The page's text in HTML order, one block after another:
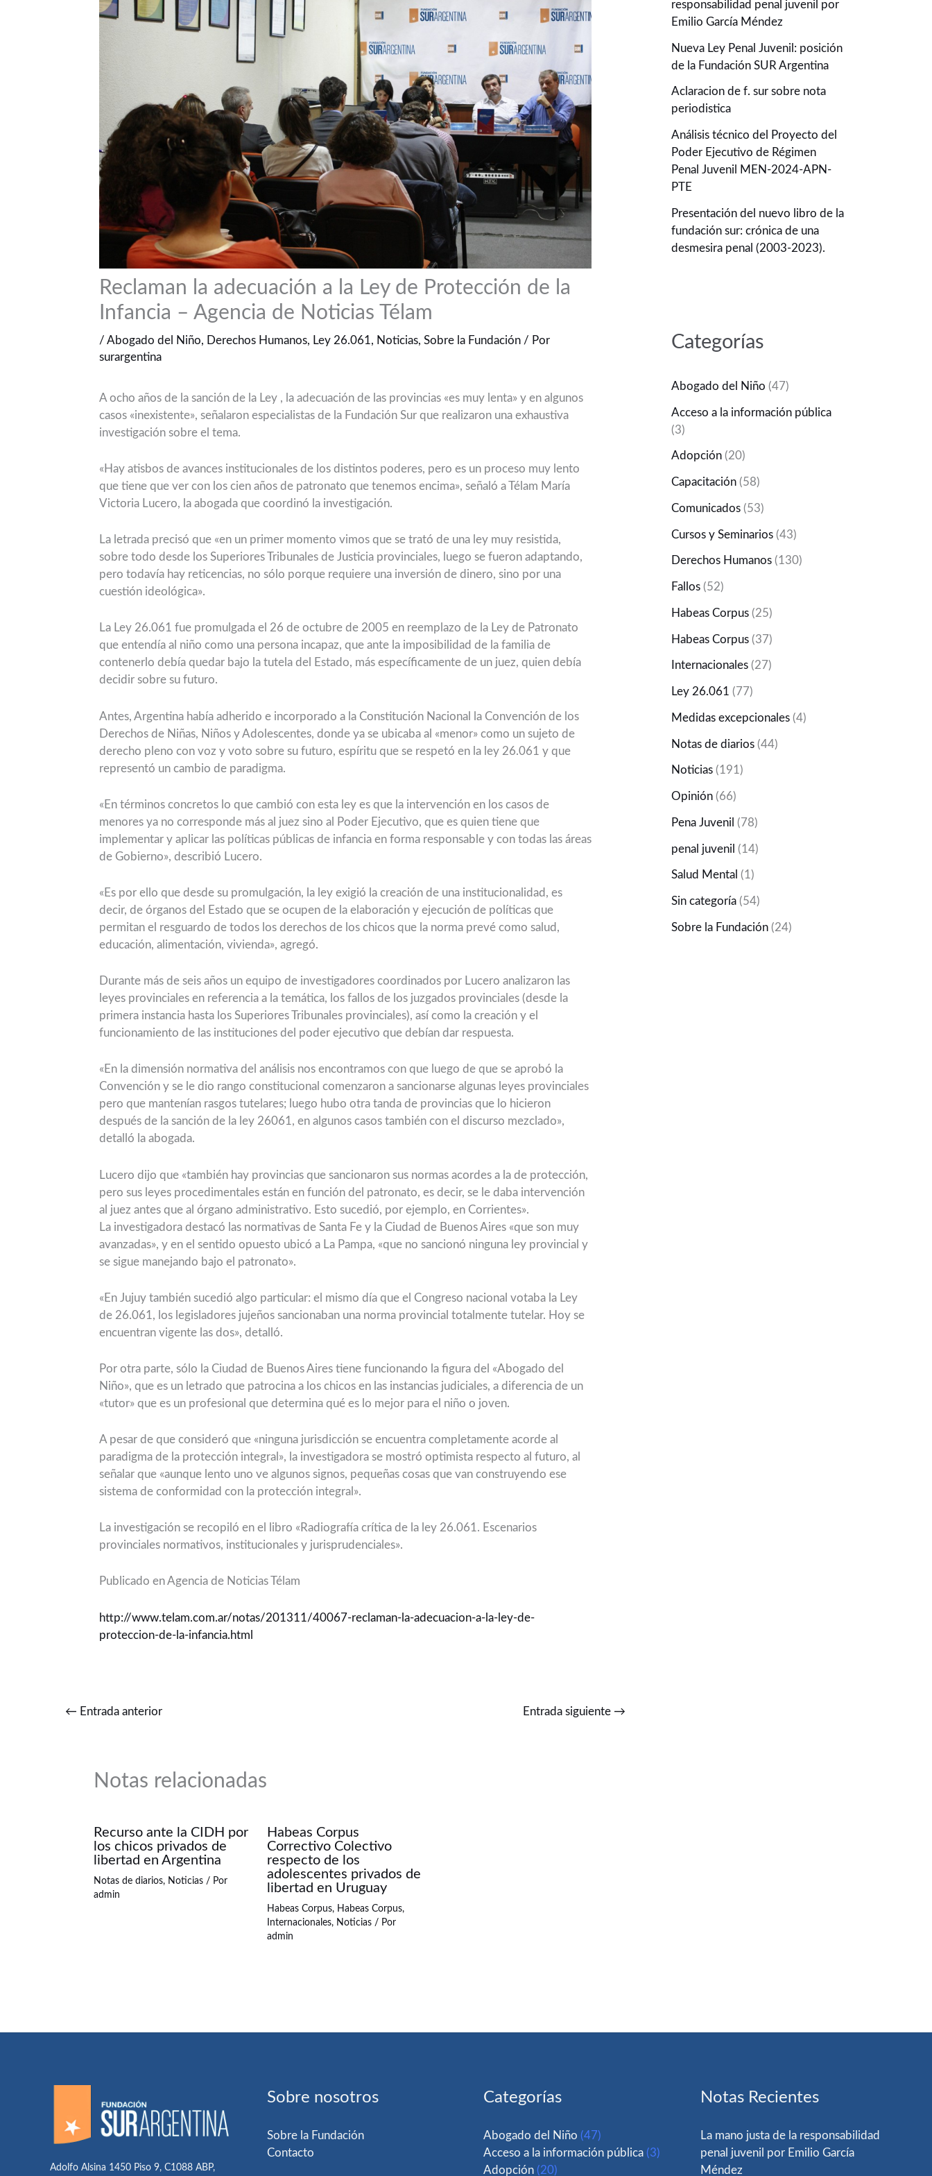
Reclaman la adecuación a la Ley de Protección de la
Infancia – Agencia de Noticias Télam
/ Abogado del Niño, Derechos Humanos, Ley 26.061, Noticias, Sobre la Fundación / Por
surargentina
A ocho años de la sanción de la Ley , la adecuación de las provincias «es muy lenta» y en algunos
casos «inexistente», señalaron especialistas de la Fundación Sur que realizaron una exhaustiva
investigación sobre el tema.
«Hay atisbos de avances institucionales de los distintos poderes, pero es un proceso muy lento
que tiene que ver con los cien años de patronato que tenemos encima», señaló a Télam María
Victoria Lucero, la abogada que coordinó la investigación.
La letrada precisó que «en un primer momento vimos que se trató de una ley muy resistida,
sobre todo desde los Superiores Tribunales de Justicia provinciales, luego se fueron adaptando,
pero todavía hay reticencias, no sólo porque requiere una inversión de dinero, sino por una
cuestión ideológica».
La Ley 26.061 fue promulgada el 26 de octubre de 2005 en reemplazo de la Ley de Patronato
que entendía al niño como una persona incapaz, que ante la imposibilidad de la familia de
contenerlo debía quedar bajo la tutela del Estado, más específicamente de un juez, quien debía
decidir sobre su futuro.
Antes, Argentina había adherido e incorporado a la Constitución Nacional la Convención de los
Derechos de Niñas, Niños y Adolescentes, donde ya se ubicaba al «menor» como un sujeto de
derecho pleno con voz y voto sobre su futuro, espíritu que se respetó en la ley 26.061 y que
representó un cambio de paradigma.
«En términos concretos lo que cambió con esta ley es que la intervención en los casos de
menores ya no corresponde más al juez sino al Poder Ejecutivo, que es quien tiene que
implementar y aplicar las políticas públicas de infancia en forma responsable y con todas las áreas
de Gobierno», describió Lucero.
«Es por ello que desde su promulgación, la ley exigió la creación de una institucionalidad, es
decir, de órganos del Estado que se ocupen de la elaboración y ejecución de políticas que
permitan el resguardo de todos los derechos de los chicos que la norma prevé como salud,
educación, alimentación, vivienda», agregó.
Durante más de seis años un equipo de investigadores coordinados por Lucero analizaron las
leyes provinciales en referencia a la temática, los fallos de los juzgados provinciales (desde la
primera instancia hasta los Superiores Tribunales provinciales), así como la creación y el
funcionamiento de las instituciones del poder ejecutivo que debían dar respuesta.
«En la dimensión normativa del análisis nos encontramos con que luego de que se aprobó la
Convención y se le dio rango constitucional comenzaron a sancionarse algunas leyes provinciales
pero que mantenían rasgos tutelares; luego hubo otra tanda de provincias que lo hicieron
después de la sanción de la ley 26061, en algunos casos también con el discurso mezclado»,
detalló la abogada.
Lucero dijo que «también hay provincias que sancionaron sus normas acordes a la de protección,
pero sus leyes procedimentales están en función del patronato, es decir, se le daba intervención
al juez antes que al órgano administrativo. Esto sucedió, por ejemplo, en Corrientes».
La investigadora destacó las normativas de Santa Fe y la Ciudad de Buenos Aires «que son muy
avanzadas», y en el sentido opuesto ubicó a La Pampa, «que no sancionó ninguna ley provincial y
se sigue manejando bajo el patronato».
«En Jujuy también sucedió algo particular: el mismo día que el Congreso nacional votaba la Ley
de 26.061, los legisladores jujeños sancionaban una norma provincial totalmente tutelar. Hoy se
encuentran vigente las dos», detalló.
Por otra parte, sólo la Ciudad de Buenos Aires tiene funcionando la figura del «Abogado del
Niño», que es un letrado que patrocina a los chicos en las instancias judiciales, a diferencia de un
«tutor» que es un profesional que determina qué es lo mejor para el niño o joven.
A pesar de que consideró que «ninguna jurisdicción se encuentra completamente acorde al
paradigma de la protección integral», la investigadora se mostró optimista respecto al futuro, al
señalar que «aunque lento uno ve algunos signos, pequeñas cosas que van construyendo ese
sistema de conformidad con la protección integral».
La investigación se recopiló en el libro «Radiografía crítica de la ley 26.061. Escenarios
provinciales normativos, institucionales y jurisprudenciales».
Publicado en Agencia de Noticias Télam
http://www.telam.com.ar/notas/201311/40067-reclaman-la-adecuacion-a-la-ley-de-
proteccion-de-la-infancia.html
← Entrada anterior Entrada siguiente →
Notas relacionadas
Recurso ante la CIDH por
los chicos privados de
libertad en Argentina
Notas de diarios, Noticias/ Por
admin
Habeas Corpus
Correctivo Colectivo
respecto de los
adolescentes privados de
libertad en Uruguay
Habeas Corpus, Habeas Corpus,
Internacionales, Noticias / Por
admin
responsabilidad penal juvenil por
Emilio García Méndez
Nueva Ley Penal Juvenil: posición
de la Fundación SUR Argentina
Aclaracion de f. sur sobre nota
periodistica
Análisis técnico del Proyecto del
Poder Ejecutivo de Régimen
Penal Juvenil MEN-2024-APN-
PTE
Presentación del nuevo libro de la
fundación sur: crónica de una
desmesira penal (2003-2023).
Categorías
Abogado del Niño (47)
Acceso a la información pública
(3)
Adopción (20)
Capacitación (58)
Comunicados (53)
Cursos y Seminarios (43)
Derechos Humanos (130)
Fallos (52)
Habeas Corpus (25)
Habeas Corpus (37)
Internacionales (27)
Ley 26.061 (77)
Medidas excepcionales (4)
Notas de diarios (44)
Noticias (191)
Opinión (66)
Pena Juvenil (78)
penal juvenil (14)
Salud Mental (1)
Sin categoría (54)
Sobre la Fundación (24)
Adolfo Alsina 1450 Piso 9, C1088 ABP,
Sobre nosotros
Sobre la Fundación
Contacto
Categorías
Abogado del Niño (47)
Acceso a la información pública (3)
Adopción (20)
Notas Recientes
La mano justa de la responsabilidad
penal juvenil por Emilio García
Méndez